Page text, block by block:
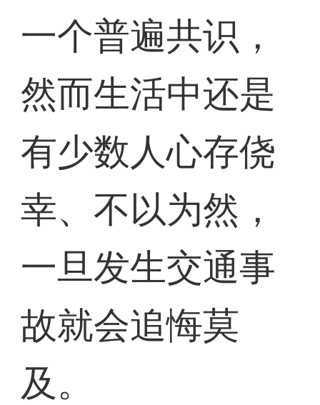
一个普遍共识，
然而生活中还是
有少数人心存侥
幸、不以为然，
一旦发生交通事
故就会追悔莫
及。